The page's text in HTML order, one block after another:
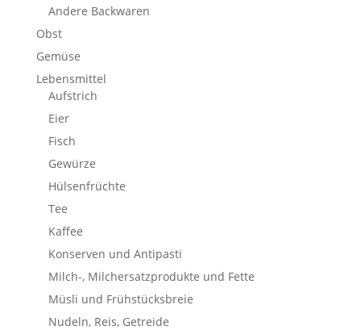
Andere Backwaren
Obst
Gemüse
Lebensmittel
Aufstrich
Eier
Fisch
Gewürze
Hülsenfrüchte
Tee
Kaffee
Konserven und Antipasti
Milch-, Milchersatzprodukte und Fette
Müsli und Frühstücksbreie
Nudeln, Reis, Getreide